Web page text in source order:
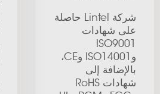
شركة Lintel حاصلة
على شهادات
ISO9001
وISO14001 وCE،
بالإضافة إلى
شهادات RoHS